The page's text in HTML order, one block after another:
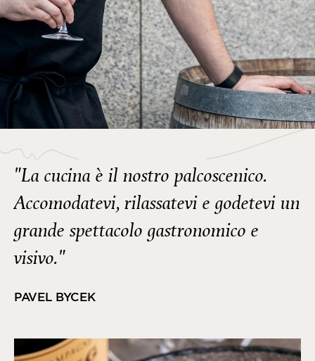
"La cucina è il nostro palcoscenico.
Accomodatevi, rilassatevi e godetevi un
grande spettacolo gastronomico e
visivo."
PAVEL BYCEK